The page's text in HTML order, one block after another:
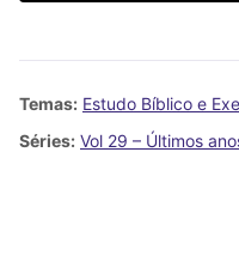
Temas: Estudo Bíblico e
Séries: Vol 29 – Últimos